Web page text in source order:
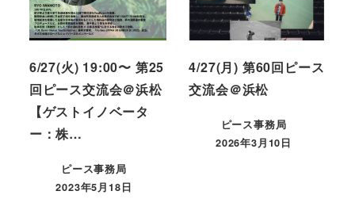
6/27(火) 19:00〜 第25
回ピース交流会＠浜松
【ゲストイノベータ
ー：株…
ピース事務局
2023年5月18日
4/27(月) 第60回ピース
交流会＠浜松
ピース事務局
2026年3月10日